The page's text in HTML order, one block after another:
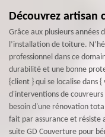
Découvrez artisan
Grâce aux plusieurs années
l’installation de toiture.
professionnel dans ce
durabilité et une bonne
{client } qui se localise dans {
d'interventions de couvreurs
besoin d'une rénovation
fait par assurance et résiste
suite GD Couverture pour